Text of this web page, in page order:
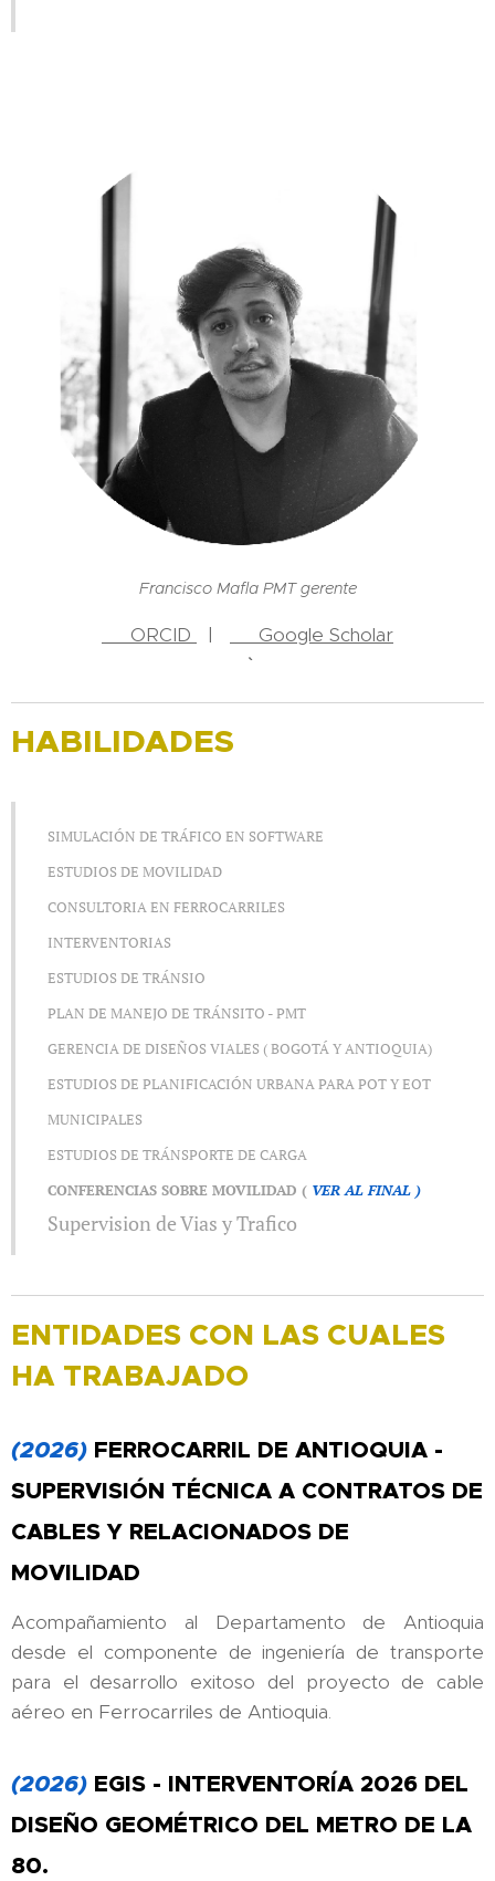
Francisco Mafla PMT gerente
🔗 ORCID | 🎓 Google Scholar
HABILIDADES
SIMULACIÓN DE TRÁFICO EN SOFTWARE
ESTUDIOS DE MOVILIDAD
CONSULTORIA EN FERROCARRILES
INTERVENTORIAS
ESTUDIOS DE TRÁNSIO
PLAN DE MANEJO DE TRÁNSITO - PMT
GERENCIA DE DISEÑOS VIALES ( BOGOTÁ Y ANTIOQUIA)
ESTUDIOS DE PLANIFICACIÓN URBANA PARA POT Y EOT
MUNICIPALES
ESTUDIOS DE TRÁNSPORTE DE CARGA
CONFERENCIAS SOBRE MOVILIDAD ( VER AL FINAL )
Supervision de Vias y Trafico
ENTIDADES CON LAS CUALES
HA TRABAJADO
(2026) FERROCARRIL DE ANTIOQUIA -
SUPERVISIÓN TÉCNICA A CONTRATOS DE
CABLES Y RELACIONADOS DE
MOVILIDAD
Acompañamiento al Departamento de Antioquia
desde el componente de ingeniería de transporte
para el desarrollo exitoso del proyecto de cable
aéreo en Ferrocarriles de Antioquia.
(2026) EGIS - INTERVENTORÍA 2026 DEL
DISEÑO GEOMÉTRICO DEL METRO DE LA
80.